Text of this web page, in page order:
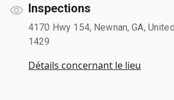
Inspections
4170 Hwy 154, Newnan, GA,
1429
Détails concernant le lieu